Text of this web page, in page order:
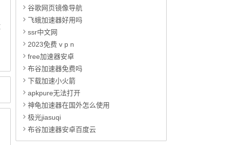
谷歌网页镜像导航
飞蛾加速器好用吗
ssr中文网
2023免费 v p n
free加速器安卓
布谷加速器免费吗
下载加速小火箭
apkpure无法打开
神龟加速器在国外怎么使用
极光jiasuqi
布谷加速器安卓百度云